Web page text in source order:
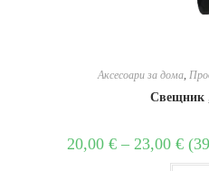
Аксесоари за дома,
Свещник
20,00 € – 23,00 € (